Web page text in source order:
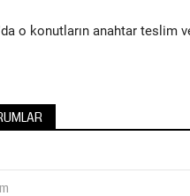
o konutların anahtar teslim